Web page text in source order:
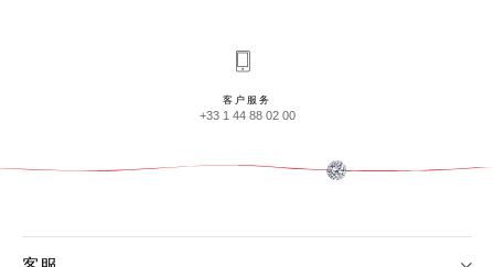
客户服务
+33 1 44 88 02 00